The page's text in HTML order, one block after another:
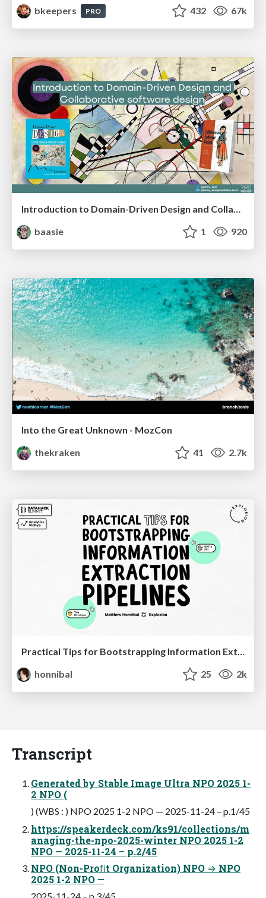
bkeepers
PRO 432 67k
Introduction to Domain-Driven Design and Collaborative software design
baasie
1 920
Into the Great Unknown - MozCon
thekraken
41 2.7k
honnibal
25 2k
Transcript
Generated by Stable Image Ultra NPO 2025 1-
2 NPO (
) (WBS : ) NPO 2025 1-2 NPO — 2025-11-24 – p.1/45
https://speakerdeck.com/ks91/collections/m
anaging-the-npo-2025-winter NPO 2025 1-2
NPO — 2025-11-24 – p.2/45
NPO (Non-Proﬁt Organization) NPO ⇒ NPO
2025 1-2 NPO —
2025-11-24 – p.3/45